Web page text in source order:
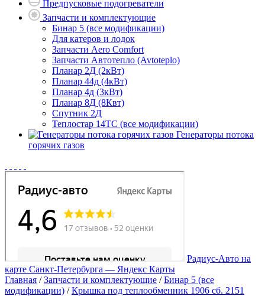
Предпусковые подогреватели
Запчасти и комплектующие
Бинар 5 (все модификации)
Для катеров и лодок
Запчасти Aero Comfort
Запчасти Автотепло (Avtoteplo)
Планар 2Д (2кВт)
Планар 44д (4кВт)
Планар 4д (3кВт)
Планар 8Д (8Квт)
Спутник 2Д
Теплостар 14ТС (все модификации)
Генераторы потока
горячих газов
Радиус-Авто на
карте Санкт‑Петербурга — Яндекс Карты
Главная /Запчасти и комплектующие /Бинар 5 (все
модификации) /Крышка под теплообменник 1906 сб. 2151